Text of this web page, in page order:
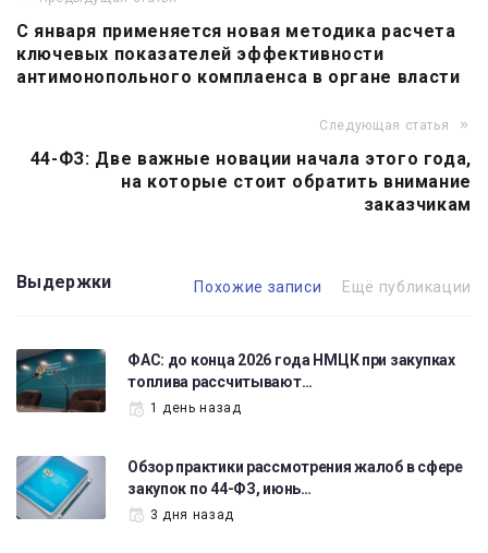
по
записям
С января применяется новая методика расчета
ключевых показателей эффективности
антимонопольного комплаенса в органе власти
Следующая статья
44-ФЗ: Две важные новации начала этого года,
на которые стоит обратить внимание
заказчикам
Выдержки Похожие записи Ещё публикации
ФАС: до конца 2026 года НМЦК при закупках
топлива рассчитывают…
1 день назад
Обзор практики рассмотрения жалоб в сфере
закупок по 44-ФЗ, июнь…
3 дня назад